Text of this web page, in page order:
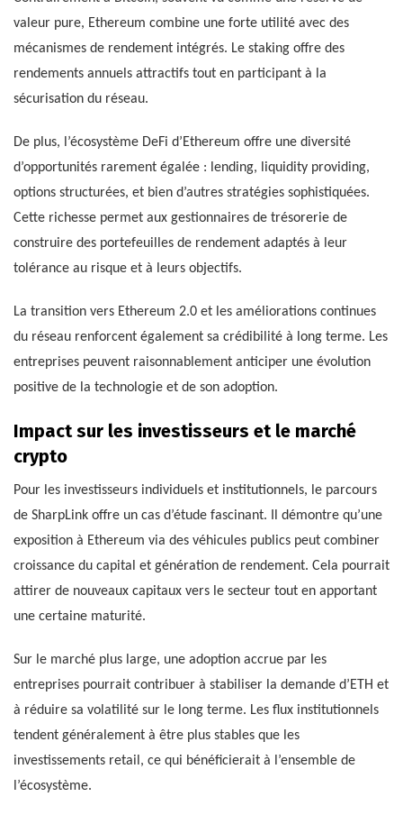
valeur pure, Ethereum combine une forte utilité avec des
mécanismes de rendement intégrés. Le staking offre des
rendements annuels attractifs tout en participant à la
sécurisation du réseau.
De plus, l’écosystème DeFi d’Ethereum offre une diversité
d’opportunités rarement égalée : lending, liquidity providing,
options structurées, et bien d’autres stratégies sophistiquées.
Cette richesse permet aux gestionnaires de trésorerie de
construire des portefeuilles de rendement adaptés à leur
tolérance au risque et à leurs objectifs.
La transition vers Ethereum 2.0 et les améliorations continues
du réseau renforcent également sa crédibilité à long terme. Les
entreprises peuvent raisonnablement anticiper une évolution
positive de la technologie et de son adoption.
Impact sur les investisseurs et le marché
crypto
Pour les investisseurs individuels et institutionnels, le parcours
de SharpLink offre un cas d’étude fascinant. Il démontre qu’une
exposition à Ethereum via des véhicules publics peut combiner
croissance du capital et génération de rendement. Cela pourrait
attirer de nouveaux capitaux vers le secteur tout en apportant
une certaine maturité.
Sur le marché plus large, une adoption accrue par les
entreprises pourrait contribuer à stabiliser la demande d’ETH et
à réduire sa volatilité sur le long terme. Les flux institutionnels
tendent généralement à être plus stables que les
investissements retail, ce qui bénéficierait à l’ensemble de
l’écosystème.